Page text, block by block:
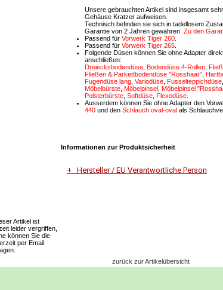
Unsere gebrauchten Artikel sind insgesamt
Gehäuse Kratzer aufweisen.
Technisch befinden sie sich in tadellosem
Garantie von 2 Jahren gewähren. Zu den
Passend für Vorwerk Tiger 260
Passend für Vorwerk Tiger 265
Folgende Düsen können Sie ohne Adapter
anschließen:
Dreiecksbodendüse
Bodendüse 4-Rollen
Fließen & Parkettbodendüse "Rosshaar"
Fugendüse lang Variodüse Fusselteppichdüse
Möbelbürste Möbelpinsel Möbelpinsel
Polsterbürste Softdüse Flexodüse
Ausserdem können Sie ohne Adapter den
440 und den Schlauch oval-oval als
Informationen zur Produktsicherheit
Hersteller / EU Verantwortliche Person
Artikel ist
leider vergriffen,
können Sie die
per Email
zurück zur Artikelübersicht